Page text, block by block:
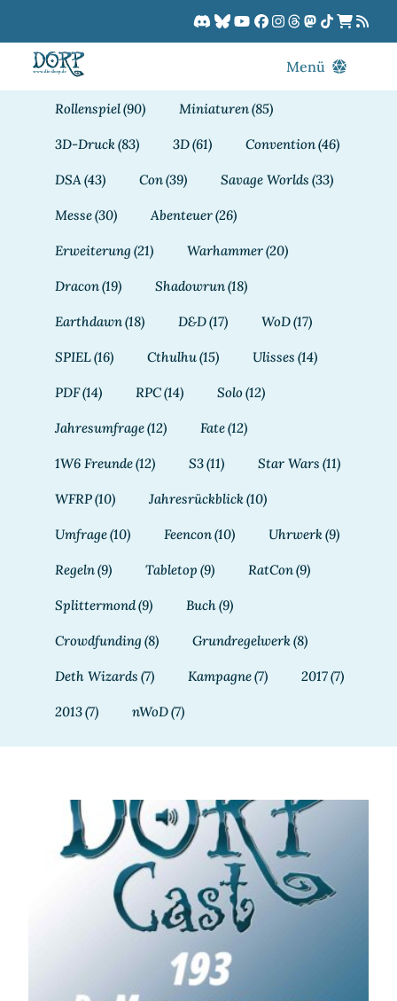
springen
Menü
Rollenspiel(90) Miniaturen(85)
3D-Druck(83) 3D(61) Convention(46)
DSA (43) Con(39) Savage Worlds (33)
Messe(30) Abenteuer(26)
Erweiterung (21) Warhammer(20)
Dracon(19) Shadowrun(18)
Earthdawn(18) D&D(17) WoD(17)
SPIEL(16) Cthulhu(15) Ulisses (14)
PDF(14) RPC(14) Solo(12)
Jahresumfrage(12) Fate(12)
1W6 Freunde(12) S3(11) Star Wars (11)
WFRP(10) Jahresrückblick(10)
Umfrage(10) Feencon(10) Uhrwerk(9)
Regeln(9) Tabletop (9) RatCon(9)
Splittermond(9) Buch(9)
Crowdfunding (8) Grundregelwerk(8)
Deth Wizards (7) Kampagne(7) 2017(7)
2013(7) nWoD(7)
DORPCast 193: Die Masken
der inneren Königsmacher-
Gezeichneten